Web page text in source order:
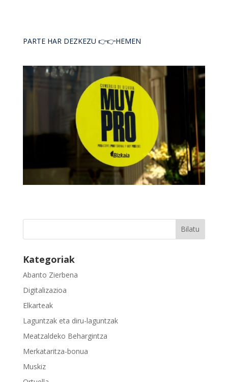
PARTE HAR DEZKEZU 👉👉HEMEN
Kategoriak
Abanto Zierbena
Digitalizazioa
Elkarteak
Laguntzak eta diru-laguntzak
Meatzaldeko Behargintza
Merkataritza-bonua
Muskiz